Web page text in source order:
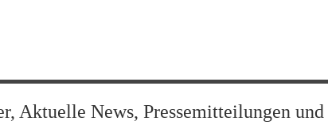
Aktuelle News, Pressemitteilungen